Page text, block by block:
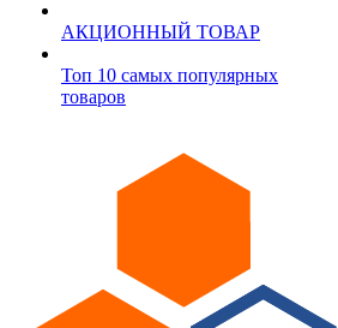
АКЦИОННЫЙ ТОВАР
Топ 10 самых популярных
товаров